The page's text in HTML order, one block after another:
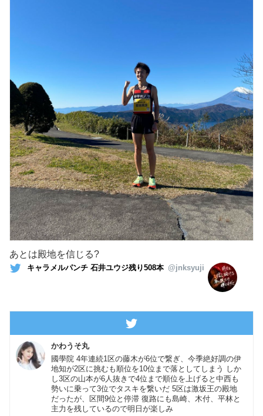
あとは殿地を信じる?
キャラメルパンチ 石井ユウジ残り508本 @jnksyuji
かわうそ丸
國學院 4年連続1区の藤木が6位で繋ぎ、今季絶好調の伊
地知が2区に挑むも順位を10位まで落としてしまう しか
し3区の山本が6人抜きで4位まで順位を上げると中西も
勢いに乗って3位でタスキを繋いだ 5区は激坂王の殿地
だったが、区間9位と停滞 復路にも島崎、木付、平林と
主力を残しているので明日が楽しみ